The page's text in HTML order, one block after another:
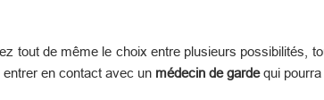
tout de même le choix entre plusieurs possibilités,
entrer en contact avec un médecin de gardequi pourra